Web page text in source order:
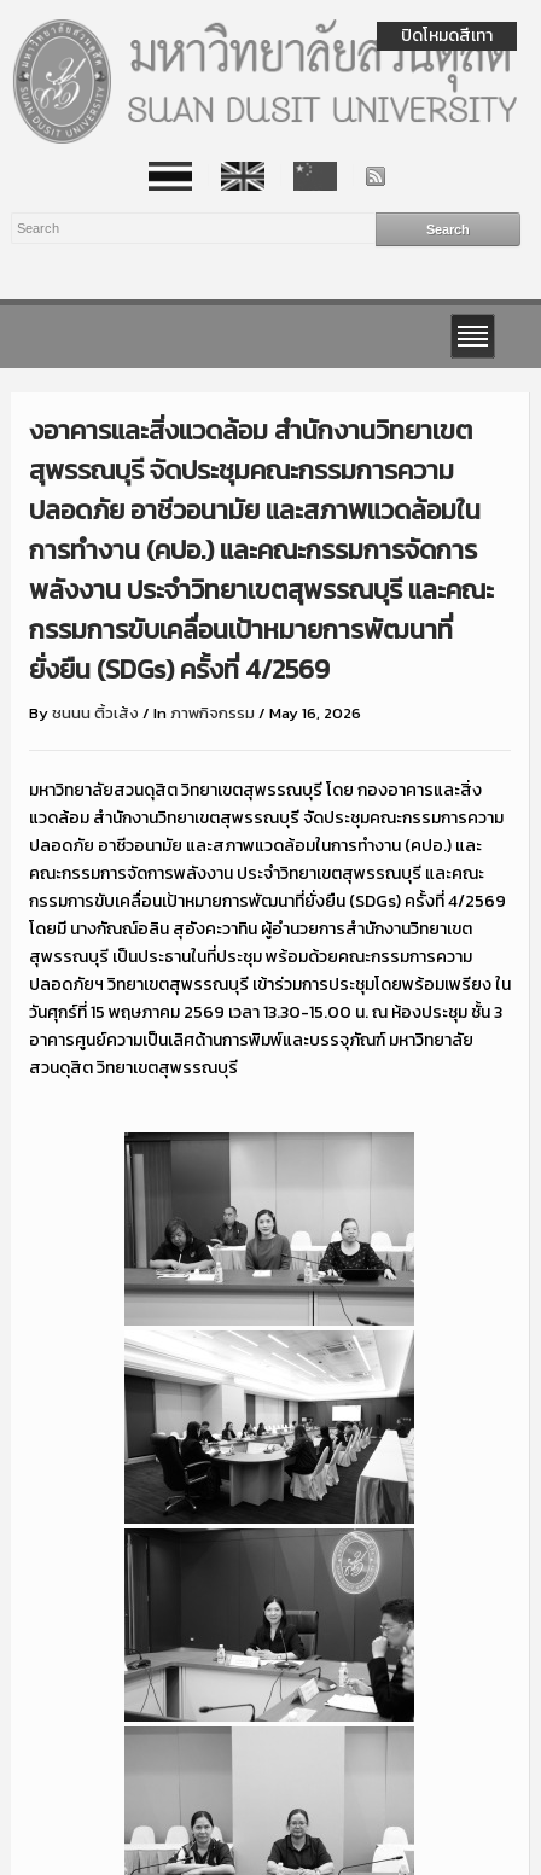
งอาคารและสิ่งแวดล้อม สำนักงานวิทยาเขต
สุพรรณบุรี จัดประชุมคณะกรรมการความ
ปลอดภัย อาชีวอนามัย และสภาพแวดล้อมใน
การทำงาน (คปอ.) และคณะกรรมการจัดการ
พลังงาน ประจำวิทยาเขตสุพรรณบุรี และคณะ
กรรมการขับเคลื่อนเป้าหมายการพัฒนาที่
ยั่งยืน (SDGs) ครั้งที่ 4/2569
Byชนนน ติ้วเส้ง / Inภาพกิจกรรม / May 16, 2026
มหาวิทยาลัยสวนดุสิต วิทยาเขตสุพรรณบุรี โดย กองอาคารและสิ่ง
แวดล้อม สำนักงานวิทยาเขตสุพรรณบุรี จัดประชุมคณะกรรมการความ
ปลอดภัย อาชีวอนามัย และสภาพแวดล้อมในการทำงาน (คปอ.) และ
คณะกรรมการจัดการพลังงาน ประจำวิทยาเขตสุพรรณบุรี และคณะ
กรรมการขับเคลื่อนเป้าหมายการพัฒนาที่ยั่งยืน (SDGs) ครั้งที่ 4/2569
โดยมี นางกัณณ์อลิน สุอังคะวาทิน ผู้อำนวยการสำนักงานวิทยาเขต
สุพรรณบุรี เป็นประธานในที่ประชุม พร้อมด้วยคณะกรรมการความ
ปลอดภัยฯ วิทยาเขตสุพรรณบุรี เข้าร่วมการประชุมโดยพร้อมเพรียง ใน
วันศุกร์ที่ 15 พฤษภาคม 2569 เวลา 13.30-15.00 น. ณ ห้องประชุม ชั้น 3
อาคารศูนย์ความเป็นเลิศด้านการพิมพ์และบรรจุภัณฑ์ มหาวิทยาลัย
สวนดุสิต วิทยาเขตสุพรรณบุรี
ปิดโหมดสีเทา